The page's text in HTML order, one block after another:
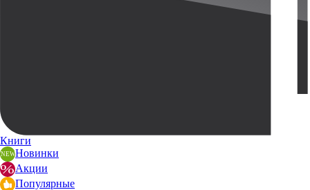
Книги
Новинки
Акции
Популярные